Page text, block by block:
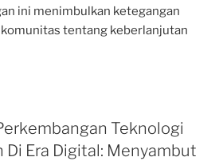
ini menimbulkan ketegangan
tentang keberlanjutan
Teknologi
Di Era Digital: Menyambut